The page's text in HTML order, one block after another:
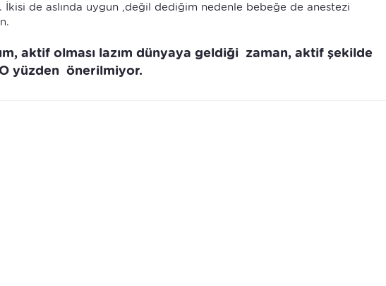
de aslında uygun ,değil dediğim nedenle bebeğe de anestezi
aktif olması lazım dünyaya geldiği zaman, aktif şekilde
O yüzden önerilmiyor.